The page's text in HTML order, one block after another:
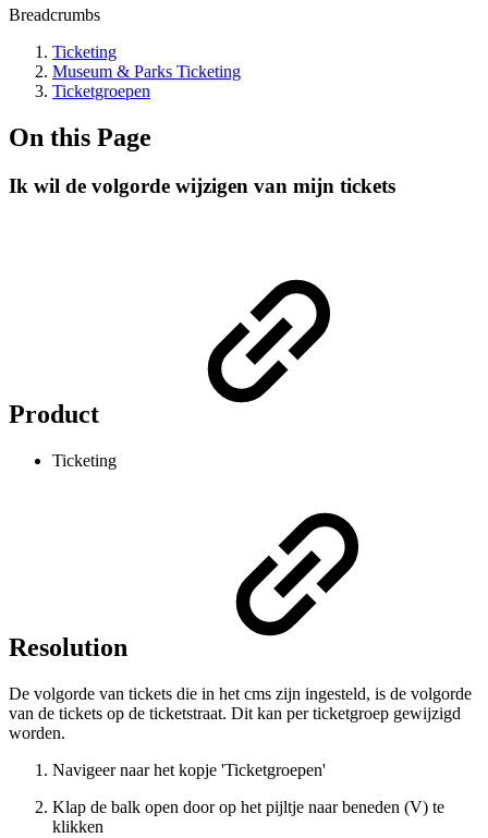
Breadcrumbs
Ticketing
Museum & Parks Ticketing
Ticketgroepen
On this Page
Ik wil de volgorde wijzigen van mijn tickets
Product
Ticketing
Resolution
De volgorde van tickets die in het cms zijn ingesteld, is de volgorde
van de tickets op de ticketstraat. Dit kan per ticketgroep gewijzigd
worden.
Navigeer naar het kopje 'Ticketgroepen'
Klap de balk open door op het pijltje naar beneden (V) te
klikken